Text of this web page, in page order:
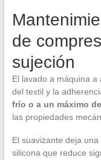
de
sujeción
El lavado a máquina
del textil y la
frío o a un máximo
las propiedades
El suavizante deja
silicona que reduce